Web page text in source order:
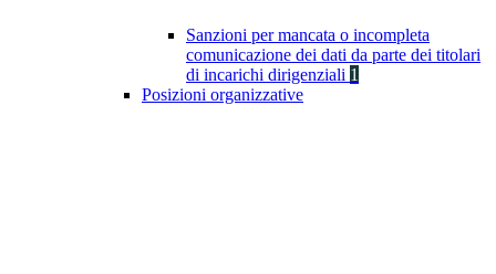
Sanzioni per mancata o incompleta
comunicazione dei dati da parte dei titolari
di incarichi dirigenziali 1
Posizioni organizzative